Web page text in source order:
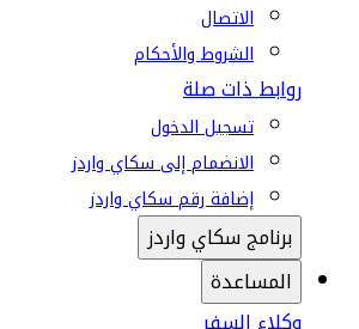
الاتصال
الشروط والأحكام
روابط ذات صلة
تسجيل الدخول
الانضمام إلى سكاي واردز
إضافة رقم سكاي واردز
برنامج سكاي واردز
المساعدة